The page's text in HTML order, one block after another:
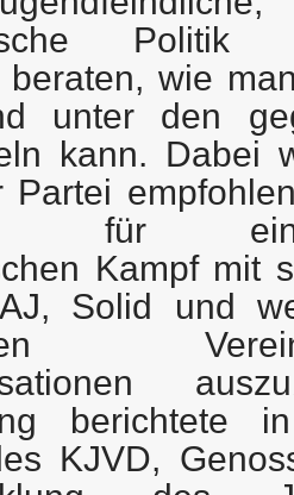
beraten, wie
unter den
kann. Dabei
Partei
für
Kampf mit
Solid und
berichtete
KJVD,